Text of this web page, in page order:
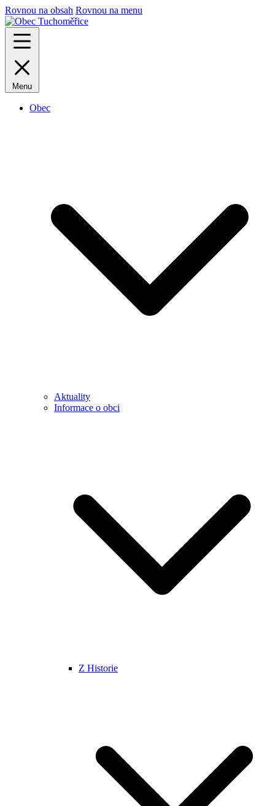
Rovnou na obsah Rovnou na menu
Menu
Obec
Aktuality
Informace o obci
Z Historie